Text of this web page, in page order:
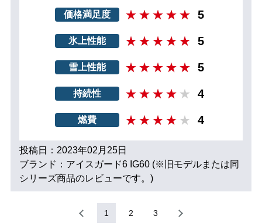
価格満足度 5
氷上性能 5
雪上性能 5
持続性 4
燃費 4
投稿日：2023年02月25日
ブランド：アイスガード6 IG60 (※旧モデルまたは同
シリーズ商品のレビューです。)
1 2 3